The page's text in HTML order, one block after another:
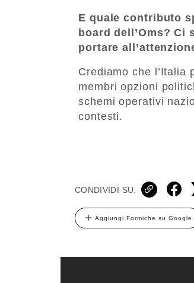
E quale contributo
board dell’Oms?
portare
Crediamo che l’Italia
membri opzioni
schemi operativi
contesti.
CONDIVIDI SU:
Aggiungi Formiche su Google